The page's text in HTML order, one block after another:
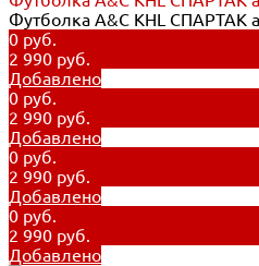
Футболка A&C KHL СПАРТАК
0 руб.
2 990 руб.
Добавлено
0 руб.
2 990 руб.
Добавлено
0 руб.
2 990 руб.
Добавлено
0 руб.
2 990 руб.
Добавлено